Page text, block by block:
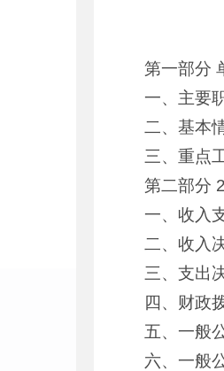
第一部分
一、主要
二、基本
三、重点
第二部分
一、收入
二、收入
三、支出
四、财政
五、一般
六、一般